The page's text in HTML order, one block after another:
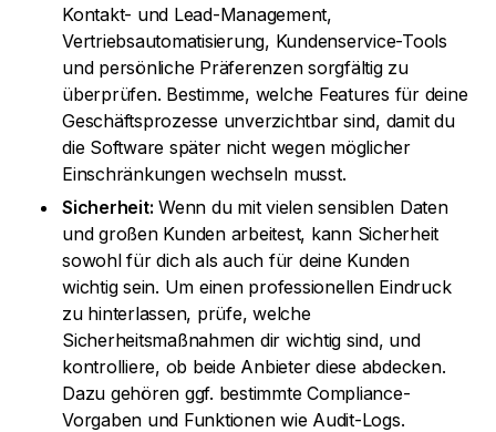
Kontakt- und Lead-Management,
Vertriebsautomatisierung, Kundenservice-Tools
und persönliche Präferenzen sorgfältig zu
überprüfen. Bestimme, welche Features für deine
Geschäftsprozesse unverzichtbar sind, damit du
die Software später nicht wegen möglicher
Einschränkungen wechseln musst.
Sicherheit: Wenn du mit vielen sensiblen Daten
und großen Kunden arbeitest, kann Sicherheit
sowohl für dich als auch für deine Kunden
wichtig sein. Um einen professionellen Eindruck
zu hinterlassen, prüfe, welche
Sicherheitsmaßnahmen dir wichtig sind, und
kontrolliere, ob beide Anbieter diese abdecken.
Dazu gehören ggf. bestimmte Compliance-
Vorgaben und Funktionen wie Audit-Logs.